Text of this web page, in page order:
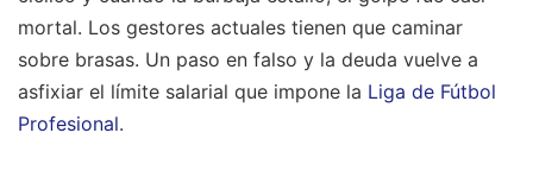
mortal. Los gestores actuales tienen que caminar
sobre brasas. Un paso en falso y la deuda vuelve a
asfixiar el límite salarial que impone la Liga de Fútbol
Profesional.